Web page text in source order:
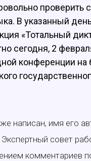
проверить
В указанный
«Тотальный
сегодня, 2
конференции на
написан, имя его
Экспертный совет
комментариев